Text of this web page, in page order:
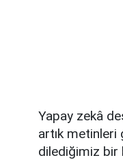
Yapay zekâ
artık
dilediğimiz bir